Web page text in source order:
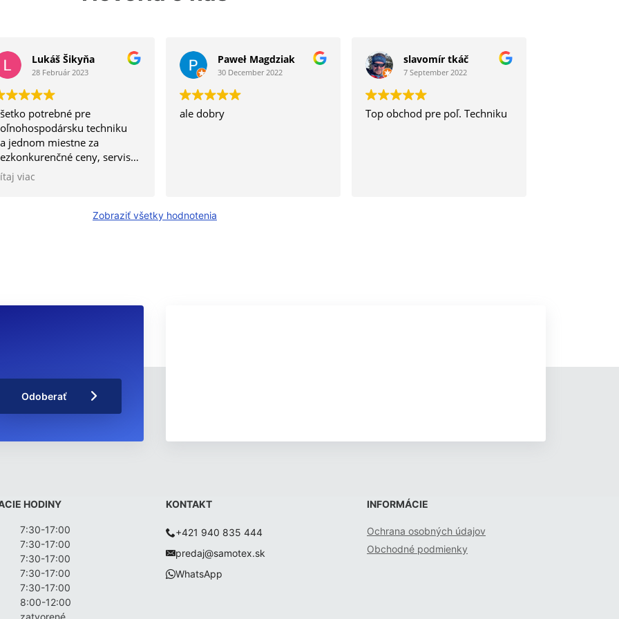
Lukáš Šikyňa
28 Február 2023
potrebné pre
techniku
jednom miestne za
ceny, servis
a ochota, jeden z
mála čo ide na kvalitu a nie na
viac
Paweł Magdziak
30 December 2022
ale dobry
slavomír tkáč
7 September 2022
Top obchod pre poľ. Techniku
Zobraziť všetky hodnotenia
Odoberať
HODINY
7:30-17:00
7:30-17:00
7:30-17:00
7:30-17:00
7:30-17:00
8:00-12:00
zatvorené
KONTAKT
+421 940 835 444
predaj@samotex.sk
WhatsApp
INFORMÁCIE
Ochrana osobných údajov
Obchodné podmienky